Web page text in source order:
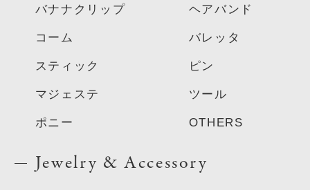
バナナクリップ
コーム
スティック
マジェステ
ポニー
ヘアバンド
バレッタ
ピン
ツール
OTHERS
Jewelry & Accessory